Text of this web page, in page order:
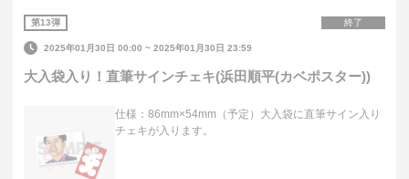
第13弾 終了
2025年01月30日 00:00 ~2025年01月30日 23:59
大入袋入り！直筆サインチェキ(浜田順平(カベポスター))
仕様：86mm×54mm（予定）大入袋に直筆サイン入り
チェキが入ります。